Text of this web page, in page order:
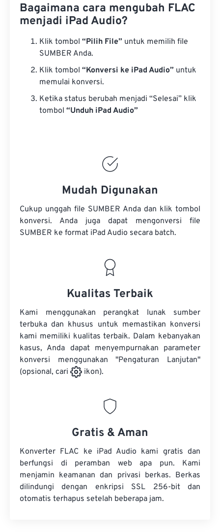
Bagaimana cara mengubah FLAC
menjadi iPad Audio?
Klik tombol “Pilih File” untuk memilih file
SUMBER Anda.
Klik tombol “Konversi ke iPad Audio” untuk
memulai konversi.
Ketika status berubah menjadi “Selesai” klik
tombol “Unduh iPad Audio”
Mudah Digunakan
Cukup unggah file SUMBER Anda dan klik tombol
konversi. Anda juga dapat mengonversi file
SUMBER ke format iPad Audio secara batch.
Kualitas Terbaik
Kami menggunakan perangkat lunak sumber
terbuka dan khusus untuk memastikan konversi
kami memiliki kualitas terbaik. Dalam kebanyakan
kasus, Anda dapat menyempurnakan parameter
konversi menggunakan "Pengaturan Lanjutan"
(opsional, cari
ikon).
Gratis & Aman
Konverter FLAC ke iPad Audio kami gratis dan
berfungsi di peramban web apa pun. Kami
menjamin keamanan dan privasi berkas. Berkas
dilindungi dengan enkripsi SSL 256-bit dan
otomatis terhapus setelah beberapa jam.